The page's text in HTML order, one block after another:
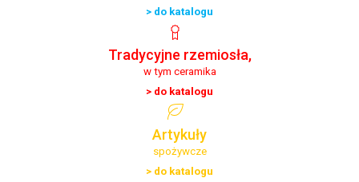
> do katalogu
Tradycyjne rzemiosła,
w tym ceramika
> do katalogu
Artykuły
spożywcze
> do katalogu